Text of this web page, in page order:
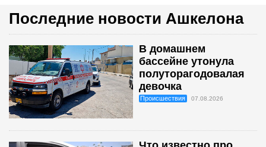
Последние новости Ашкелона
В домашнем
бассейне утонула
полуторагодовалая
девочка
Происшествия 07.08.2026